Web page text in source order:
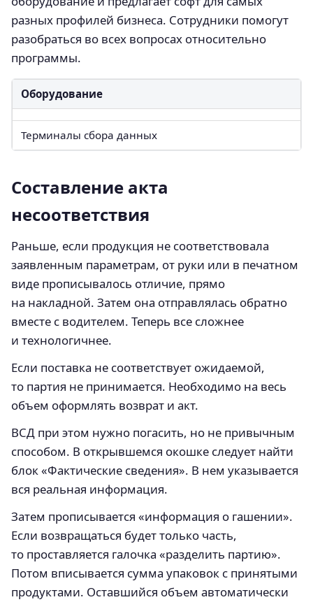
разных профилей бизнеса. Сотрудники помогут
разобраться во всех вопросах относительно
программы.
Оборудование
Терминалы сбора данных
Составление акта
несоответствия
Раньше, если продукция не соответствовала
заявленным параметрам, от руки или в печатном
виде прописывалось отличие, прямо
на накладной. Затем она отправлялась обратно
вместе с водителем. Теперь все сложнее
и технологичнее.
Если поставка не соответствует ожидаемой,
то партия не принимается. Необходимо на весь
объем оформлять возврат и акт.
ВСД при этом нужно погасить, но не привычным
способом. В открывшемся окошке следует найти
блок «Фактические сведения». В нем указывается
вся реальная информация.
Затем прописывается «информация о гашении».
Если возвращаться будет только часть,
то проставляется галочка «разделить партию».
Потом вписывается сумма упаковок с принятыми
продуктами. Оставшийся объем автоматически